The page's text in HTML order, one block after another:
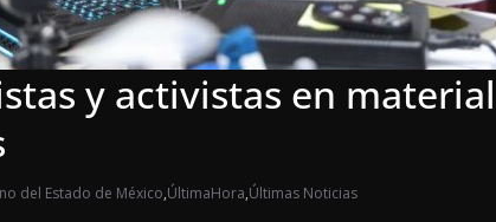
y activistas en
del Estado de México,ÚltimaHora,Últimas Noticias